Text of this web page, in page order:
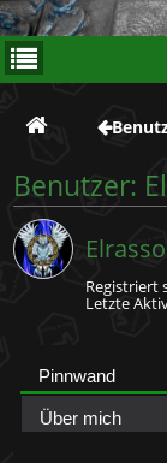
Benutzer:
Registriert
Letzte
Pinnwand
Über mich